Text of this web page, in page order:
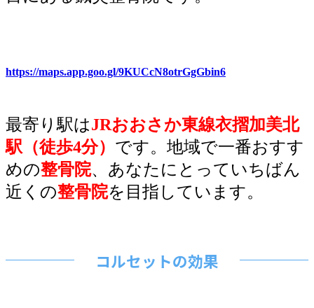
https://maps.app.goo.gl/9KUCcN8otrGgGbin6
最寄り駅はJRおおさか東線衣摺加美北
駅（徒歩4分） です。地域で一番おすす
めの整骨院、あなたにとっていちばん
近くの整骨院を目指しています。
コルセットの効果